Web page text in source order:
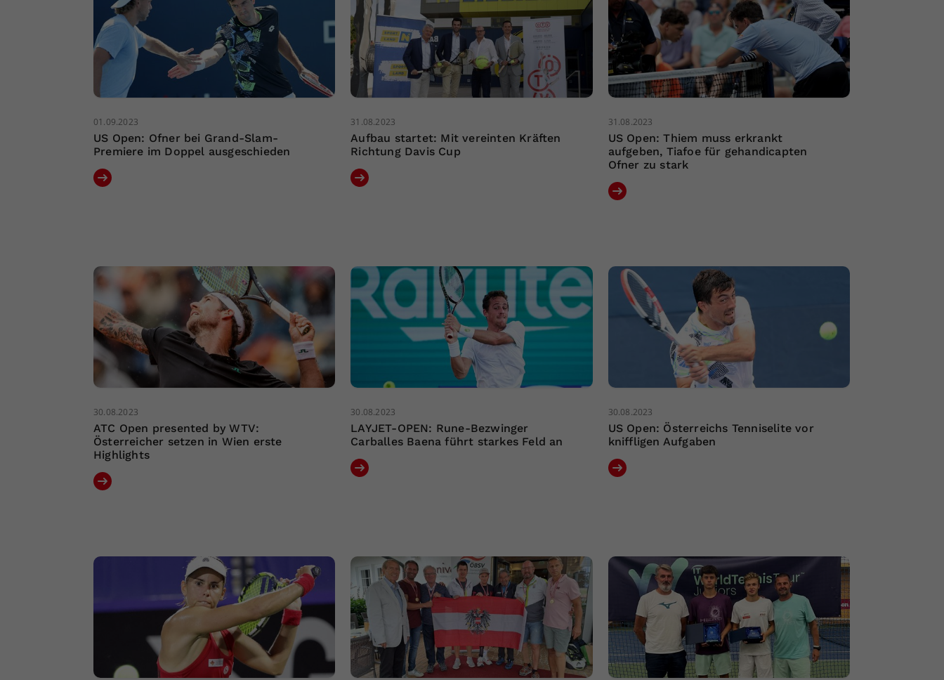
01.09.2023
US Open: Ofner bei Grand-Slam-
Premiere im Doppel ausgeschieden
31.08.2023
Aufbau startet: Mit vereinten Kräften
Richtung Davis Cup
31.08.2023
US Open: Thiem muss erkrankt
aufgeben, Tiafoe für gehandicapten
Ofner zu stark
30.08.2023
ATC Open presented by WTV:
Österreicher setzen in Wien erste
Highlights
30.08.2023
LAYJET-OPEN: Rune-Bezwinger
Carballes Baena führt starkes Feld an
30.08.2023
US Open: Österreichs Tenniselite vor
kniffligen Aufgaben